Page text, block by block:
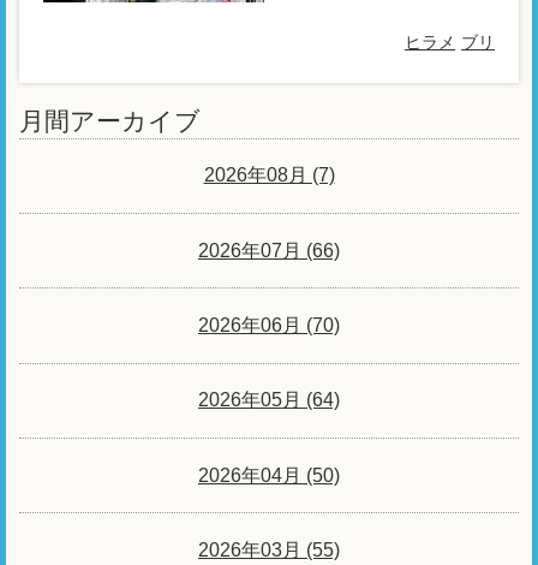
ヒラメ ブリ
月間アーカイブ
2026年08月 (7)
2026年07月 (66)
2026年06月 (70)
2026年05月 (64)
2026年04月 (50)
2026年03月 (55)